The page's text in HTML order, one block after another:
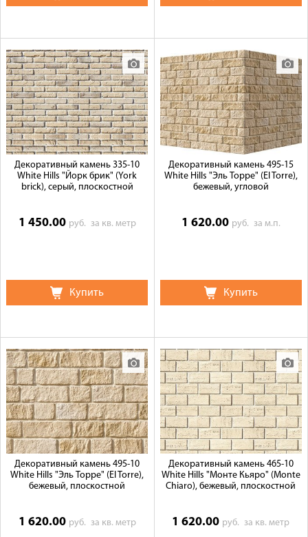
Декоративный камень 335-10
White Hills "Йорк брик" (York
brick), серый, плоскостной
1 450.00 руб. за кв. метр
Купить
Декоративный камень 495-15
White Hills "Эль Торре" (El Torre),
бежевый, угловой
1 620.00 руб. за м.п.
Купить
Декоративный камень 495-10
White Hills "Эль Торре" (El Torre),
бежевый, плоскостной
1 620.00 руб. за кв. метр
Декоративный камень 465-10
White Hills "Монте Кьяро" (Monte
Chiaro), бежевый, плоскостной
1 620.00 руб.за кв. метр